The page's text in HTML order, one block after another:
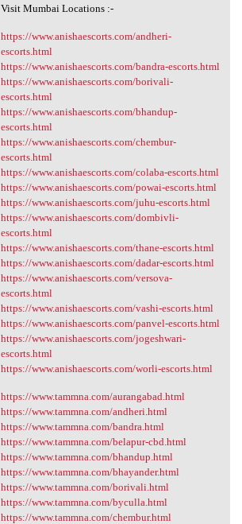
Visit Mumbai Locations :-
https://www.anishaescorts.com/andheri-
escorts.html
https://www.anishaescorts.com/bandra-escorts.html
https://www.anishaescorts.com/borivali-
escorts.html
https://www.anishaescorts.com/bhandup-
escorts.html
https://www.anishaescorts.com/chembur-
escorts.html
https://www.anishaescorts.com/colaba-escorts.html
https://www.anishaescorts.com/powai-escorts.html
https://www.anishaescorts.com/juhu-escorts.html
https://www.anishaescorts.com/dombivli-
escorts.html
https://www.anishaescorts.com/thane-escorts.html
https://www.anishaescorts.com/dadar-escorts.html
https://www.anishaescorts.com/versova-
escorts.html
https://www.anishaescorts.com/vashi-escorts.html
https://www.anishaescorts.com/panvel-escorts.html
https://www.anishaescorts.com/jogeshwari-
escorts.html
https://www.anishaescorts.com/worli-escorts.html
https://www.tammna.com/aurangabad.html
https://www.tammna.com/andheri.html
https://www.tammna.com/bandra.html
https://www.tammna.com/belapur-cbd.html
https://www.tammna.com/bhandup.html
https://www.tammna.com/bhayander.html
https://www.tammna.com/borivali.html
https://www.tammna.com/byculla.html
https://www.tammna.com/chembur.html